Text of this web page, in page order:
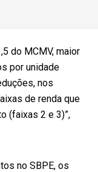
do MCMV, maior
por unidade
nos
de renda que
(faixas 2 e 3)”,
no SBPE, os